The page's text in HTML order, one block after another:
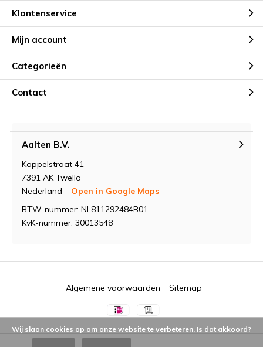
Klantenservice
Mijn account
Categorieën
Contact
Aalten B.V.
Koppelstraat 41
7391 AK Twello
Nederland
Open in Google Maps
BTW-nummer: NL811292484B01
KvK-nummer: 30013548
Algemene voorwaarden Sitemap
Wij slaan cookies op om onze website te verbeteren. Is dat akkoord?